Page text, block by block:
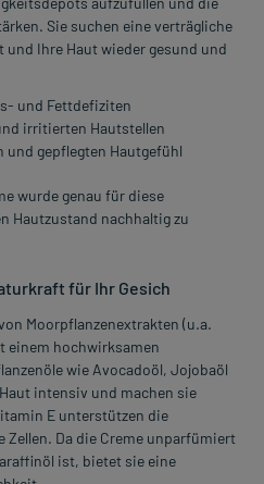
Sie suchen eine verträgliche
Ihre Haut wieder gesund und
und Fettdefiziten
irritierten Hautstellen
und gepflegten Hautgefühl
wurde genau für diese
Hautzustand nachhaltig zu
für Ihr Gesich
Moorpflanzenextrakten (u.a.
einem hochwirksamen
wie Avocadoöl, Jojobaöl
intensiv und machen sie
E unterstützen die
Zellen. Da die Creme unparfümiert
ist, bietet sie eine